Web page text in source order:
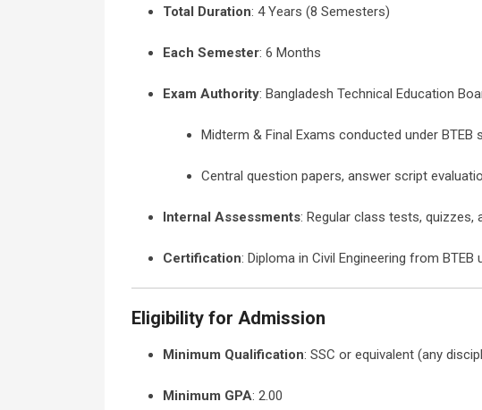
Total Duration: 4 Years (8 Semesters)
Each Semester: 6 Months
Exam Authority: Bangladesh Technical Education
Midterm & Final Exams conducted under BTEB
Central question papers, answer script
Internal Assessments: Regular class tests,
Certification: Diploma in Civil Engineering from
Eligibility for Admission
Minimum Qualification: SSC or equivalent (any
Minimum GPA: 2.00